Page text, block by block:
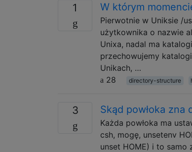
1 W którym
Pierwotnie w Uniksie /
użytkownika o nazwie
Unixa, nadal ma
przechowujemy
Unikach, …
28
directory-structure
3 Skąd powłoka zna
Każda powłoka ma
csh, mogę, unsetenv
unset HOME) i to samo